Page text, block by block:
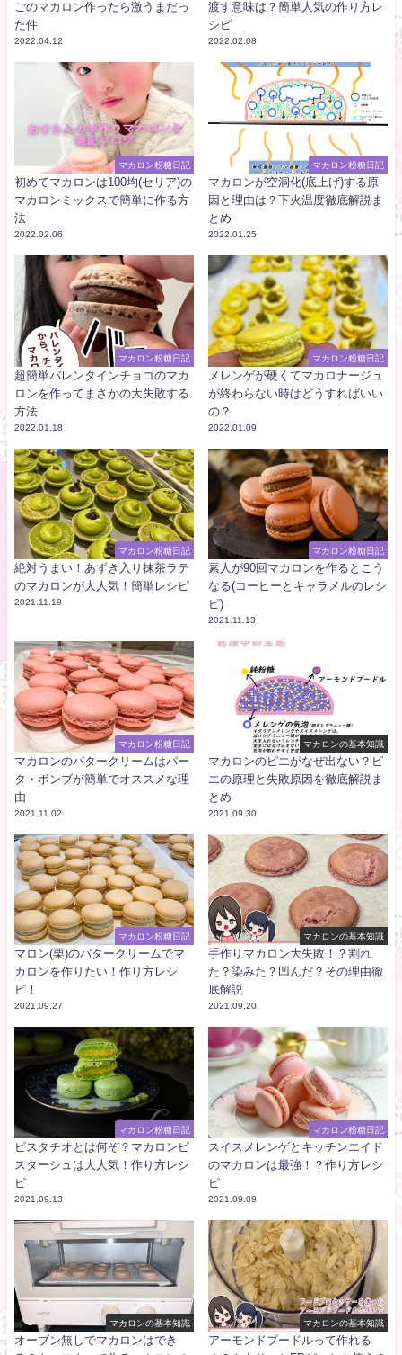
ごのマカロン作ったら激うまだっ
た件
2022.04.12
渡す意味は？簡単人気の作り方レ
シピ
2022.02.08
マカロン粉糖日記
初めてマカロンは100均(セリア)の
マカロンミックスで簡単に作る方
法
2022.02.06
マカロン粉糖日記
マカロンが空洞化(底上げ)する原
因と理由は？下火温度徹底解説ま
とめ
2022.01.25
マカロン粉糖日記
超簡単バレンタインチョコのマカ
ロンを作ってまさかの大失敗する
方法
2022.01.18
マカロン粉糖日記
メレンゲが硬くてマカロナージュ
が終わらない時はどうすればいい
の？
2022.01.09
マカロン粉糖日記
絶対うまい！あずき入り抹茶ラテ
のマカロンが大人気！簡単レシピ
2021.11.19
マカロン粉糖日記
素人が90回マカロンを作るとこう
なる(コーヒーとキャラメルのレシ
ピ)
2021.11.13
マカロン粉糖日記
マカロンのバタークリームはパー
タ・ボンブが簡単でオススメな理
由
2021.11.02
マカロンの基本知識
マカロンのピエがなぜ出ない？ピ
エの原理と失敗原因を徹底解説ま
とめ
2021.09.30
マカロン粉糖日記
マロン(栗)のバタークリームでマ
カロンを作りたい！作り方レシ
ピ！
2021.09.27
マカロンの基本知識
手作りマカロン大失敗！？割れ
た？染みた？凹んだ？その理由徹
底解説
2021.09.20
マカロン粉糖日記
ピスタチオとは何ぞ？マカロンピ
スターシュは大人気！作り方レシ
ピ
2021.09.13
マカロン粉糖日記
スイスメレンゲとキッチンエイド
のマカロンは最強！？作り方レシ
ピ
2021.09.09
マカロンの基本知識
オーブン無しでマカロンはでき
マカロンの基本知識
アーモンドプードルって作れる